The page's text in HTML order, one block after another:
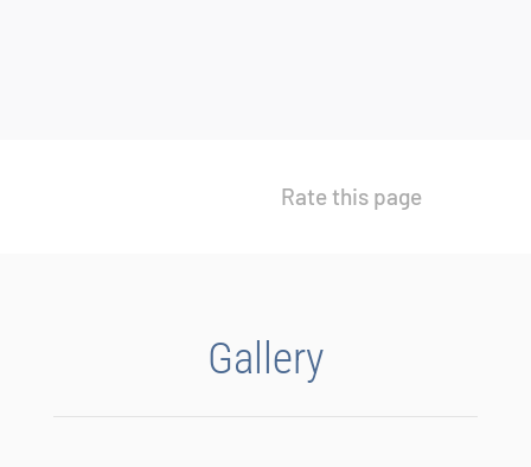
Rate this page
Gallery